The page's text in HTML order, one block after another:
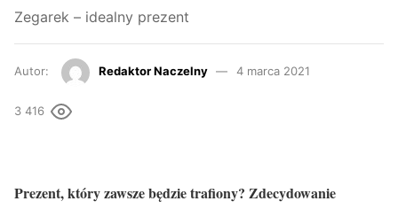
Zegarek – idealny prezent
Autor: Redaktor Naczelny 4 marca 2021
3 416
Prezent, który zawsze będzie trafiony? Zdecydowanie